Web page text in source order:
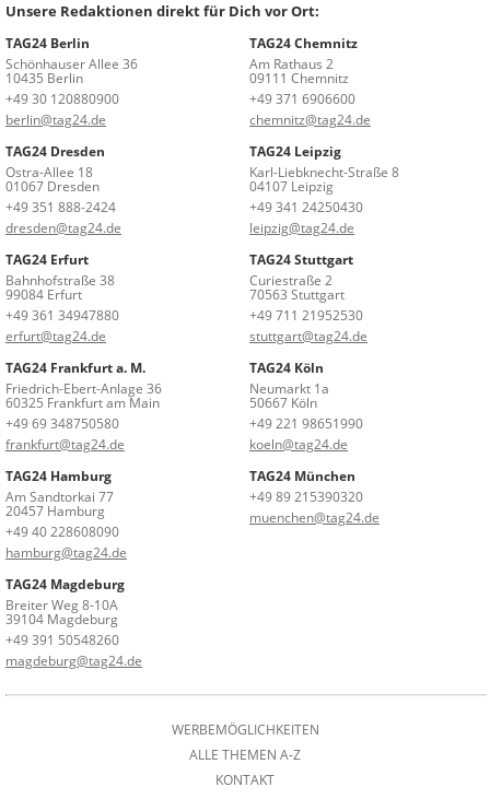
Unsere Redaktionen direkt für Dich vor Ort:
TAG24 Berlin
Schönhauser Allee 36
10435 Berlin
+49 30 120880900
berlin@tag24.de
TAG24 Chemnitz
Am Rathaus 2
09111 Chemnitz
+49 371 6906600
chemnitz@tag24.de
TAG24 Dresden
Ostra-Allee 18
01067 Dresden
+49 351 888-2424
dresden@tag24.de
TAG24 Leipzig
Karl-Liebknecht-Straße 8
04107 Leipzig
+49 341 24250430
leipzig@tag24.de
TAG24 Erfurt
Bahnhofstraße 38
99084 Erfurt
+49 361 34947880
erfurt@tag24.de
TAG24 Stuttgart
Curiestraße 2
70563 Stuttgart
+49 711 21952530
stuttgart@tag24.de
TAG24 Frankfurt a. M.
Friedrich-Ebert-Anlage 36
60325 Frankfurt am Main
+49 69 348750580
frankfurt@tag24.de
TAG24 Köln
Neumarkt 1a
50667 Köln
+49 221 98651990
koeln@tag24.de
TAG24 Hamburg
Am Sandtorkai 77
20457 Hamburg
+49 40 228608090
hamburg@tag24.de
TAG24 München
+49 89 215390320
muenchen@tag24.de
TAG24 Magdeburg
Breiter Weg 8-10A
39104 Magdeburg
+49 391 50548260
magdeburg@tag24.de
WERBEMÖGLICHKEITEN
ALLE THEMEN A-Z
KONTAKT